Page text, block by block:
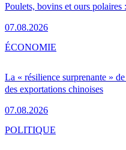
Poulets, bovins et ours
07.08.2026
La « résilience surprenante »
des exportations chinoises
07.08.2026
ÉCONOMIE
POLITIQUE